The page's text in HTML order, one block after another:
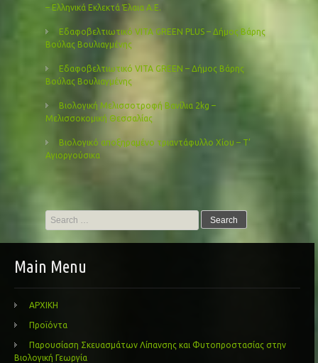
– Ελληνικά Εκλεκτά Έλαια Α.Ε.
Εδαφοβελτιωτικό VITA GREEN PLUS – Δήμος Βάρης
Βούλας Βουλιαγμένης
Εδαφοβελτιωτικό VITA GREEN – Δήμος Βάρης
Βούλας Βουλιαγμένης
Βιολογική Μελισσοτροφή Βανίλια 2kg –
Μελισσοκομική Θεσσαλίας
Βιολογικό αποξηραμένο τριαντάφυλλο Χίου – Τ’
Αγιοργούσικα
Search
for:
Main Menu
ΑΡΧΙΚΗ
Προϊόντα
Παρουσίαση Σκευασμάτων Λίπανσης και Φυτοπροστασίας στην
Βιολογική Γεωργία